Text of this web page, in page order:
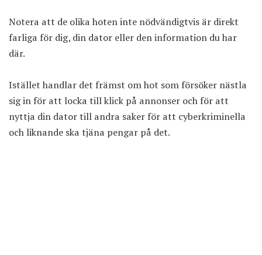
Notera att de olika hoten inte nödvändigtvis är direkt
farliga för dig, din dator eller den information du har
där.
Istället handlar det främst om hot som försöker nästla
sig in för att locka till klick på annonser och för att
nyttja din dator till andra saker för att cyberkriminella
och liknande ska tjäna pengar på det.